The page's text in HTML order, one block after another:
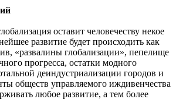
оставит человечеству некое
развитие будет происходить как
«развалины глобализации», пепелище
прогресса, остатки модного
деиндустриализации городов и
обществ управляемого иждивенчества
любое развитие, а тем более